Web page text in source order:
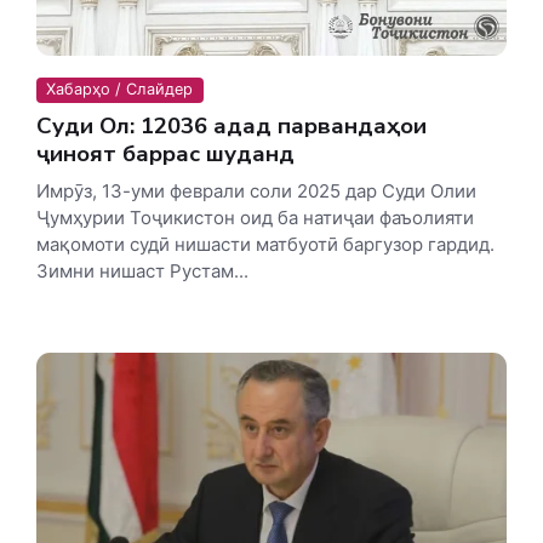
Хабарҳо / Слайдер
Суди Олӣ: 12036 адад парвандаҳои
ҷиноятӣ баррасӣ шуданд
Имрӯз, 13-уми феврали соли 2025 дар Суди Олии
Ҷумҳурии Тоҷикистон оид ба натиҷаи фаъолияти
мақомоти судӣ нишасти матбуотӣ баргузор гардид.
Зимни нишаст Рустам...